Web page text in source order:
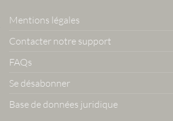
Mentions légales
Contacter notre support
FAQs
Se désabonner
Base de données juridique